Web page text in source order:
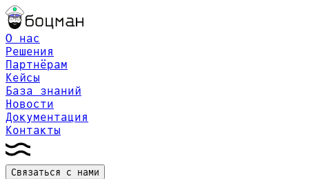
О нас
Решения
Партнёрам
Кейсы
База знаний
Новости
Документация
Контакты
Связаться с нами